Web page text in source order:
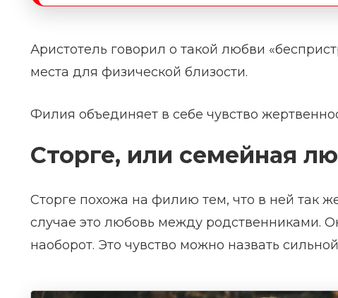
Аристотель говорил о такой любви
места для физической близости.
Филия объединяет в себе чувство
Сторге, или семейная
Сторге похожа на филию тем, что в ней так
случае это любовь между родственниками.
наоборот. Это чувство можно назвать